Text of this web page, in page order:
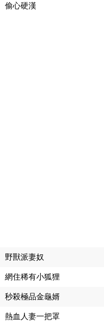
偷心硬漢
野獸派妻奴
網住稀有小狐狸
秒殺極品金龜婿
熱血人妻一把罩